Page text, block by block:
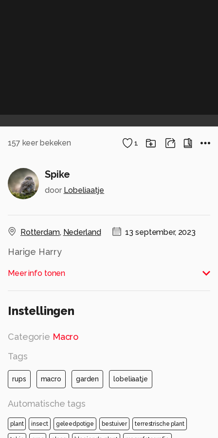
157 keer bekeken 1
Spike
door Lobeliaatje
Rotterdam, Nederland 13 september, 2023
Harige Harry
Alle rechten voorbehouden
Meer info tonen
Instellingen
Categorie Macro
Tags
rups macro garden lobeliaatje
Automatische tags
plant insect geleedpotige bestuiver terrestrische plant